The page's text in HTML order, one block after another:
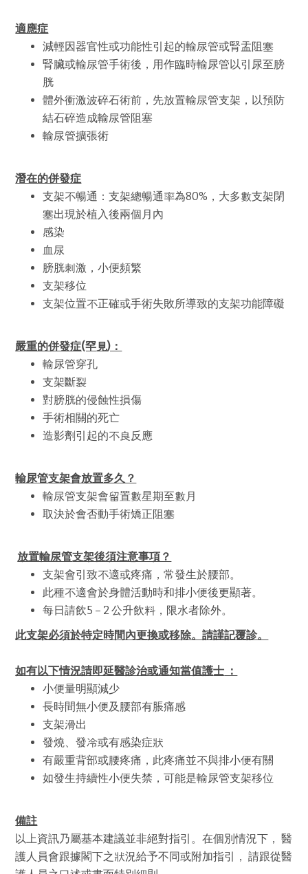
適應症
減輕因器官性或功能性引起的輸尿管或腎盂阻塞
腎臟或輸尿管手術後，用作臨時輸尿管以引尿至膀
胱
體外衝激波碎石術前，先放置輸尿管支架，以預防
結石碎造成輸尿管阻塞
輸尿管擴張術
潛在的併發症
支架不暢通：支架總暢通率為80%，大多數支架閉
塞出現於植入後兩個月內
感染
血尿
膀胱刺激，小便頻繁
支架移位
支架位置不正確或手術失敗所導致的支架功能障礙
嚴重的併發症(罕見)：
輸尿管穿孔
支架斷裂
對膀胱的侵蝕性損傷
手術相關的死亡
造影劑引起的不良反應
輸尿管支架會放置多久？
輸尿管支架會留置數星期至數月
取決於會否動手術矯正阻塞
放置輸尿管支架後須注意事項？
支架會引致不適或疼痛，常發生於腰部。
此種不適會於身體活動時和排小便後更顯著。
每日請飲5 – 2 公升飲料，限水者除外。
此支架必須於特定時間內更換或移除。請謹記覆診。
如有以下情況請即延醫診治或通知當值護士 ：
小便量明顯減少
長時間無小便及腰部有脹痛感
支架滑出
發燒、發冷或有感染症狀
有嚴重背部或腰疼痛，此疼痛並不與排小便有關
如發生持續性小便失禁，可能是輸尿管支架移位
備註
以上資訊乃屬基本建議並非絕對指引。在個別情況下， 醫
護人員會跟據閣下之狀況給予不同或附加指引， 請跟從醫